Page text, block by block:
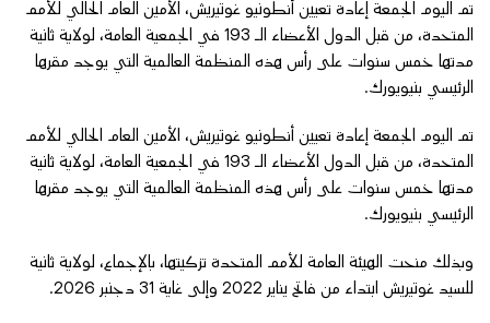
تم اليوم الجمعة إعادة تعيين أنطونيو غوتيريش، الأمين العام الحالي للأمم
المتحدة، من قبل الدول الأعضاء الـ 193 في الجمعية العامة، لولاية ثانية
مدتها خمس سنوات على رأس هذه المنظمة العالمية التي يوجد مقرها
الرئيسي بنيويورك.
تم اليوم الجمعة إعادة تعيين أنطونيو غوتيريش، الأمين العام الحالي للأمم
المتحدة، من قبل الدول الأعضاء الـ 193 في الجمعية العامة، لولاية ثانية
مدتها خمس سنوات على رأس هذه المنظمة العالمية التي يوجد مقرها
الرئيسي بنيويورك.
وبذلك منحت الهيئة العامة للأمم المتحدة تزكيتها، بالإجماع، لولاية ثانية
للسيد غوتيريش ابتداء من فاتح يناير 2022 وإلى غاية 31 دجنبر 2026.